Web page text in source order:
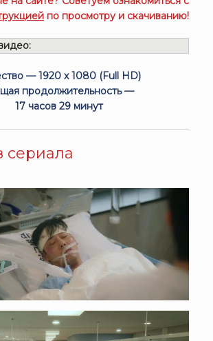
по просмотру и скачиванию!
— 1920 x 1080 (Full HD)
продолжительность —
17 часов 29 минут
сериала